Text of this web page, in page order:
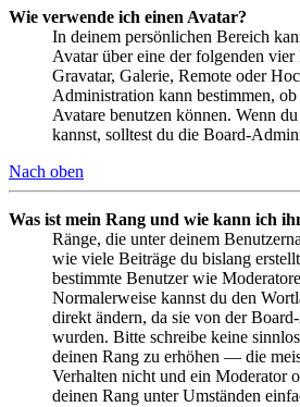
Wie verwende ich einen Avatar?
In deinem persönlichen Bereich
Avatar über eine der folgenden
Gravatar, Galerie, Remote oder
Administration kann bestimmen,
Avatare benutzen können. Wenn
kannst, solltest du die Board-
Nach oben
Was ist mein Rang und wie kann ich
Ränge, die unter deinem
wie viele Beiträge du bislang
bestimmte Benutzer wie
Normalerweise kannst du den
direkt ändern, da sie von der
wurden. Bitte schreibe keine
deinen Rang zu erhöhen — die
Verhalten nicht und ein Moderator
deinen Rang unter Umständen